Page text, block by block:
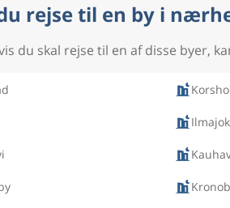
rejse til en by i
du skal rejse til en af disse byer,